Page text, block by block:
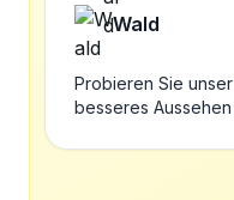
Wald
Probieren Sie
besseres